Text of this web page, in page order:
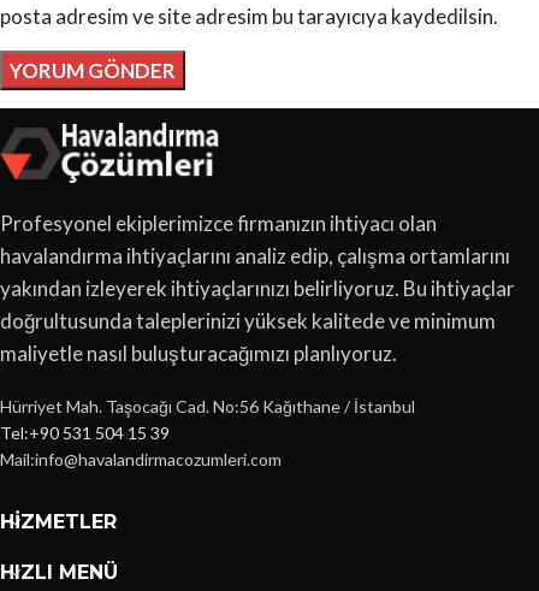
posta adresim ve site adresim bu tarayıcıya kaydedilsin.
Profesyonel ekiplerimizce firmanızın ihtiyacı olan
havalandırma ihtiyaçlarını analiz edip, çalışma ortamlarını
yakından izleyerek ihtiyaçlarınızı belirliyoruz. Bu ihtiyaçlar
doğrultusunda taleplerinizi yüksek kalitede ve minimum
maliyetle nasıl buluşturacağımızı planlıyoruz.
Hürriyet Mah. Taşocağı Cad. No:56 Kağıthane / İstanbul
Tel:+90 531 504 15 39
Mail:info@havalandirmacozumleri.com
HIZMETLER
HIZLI MENÜ